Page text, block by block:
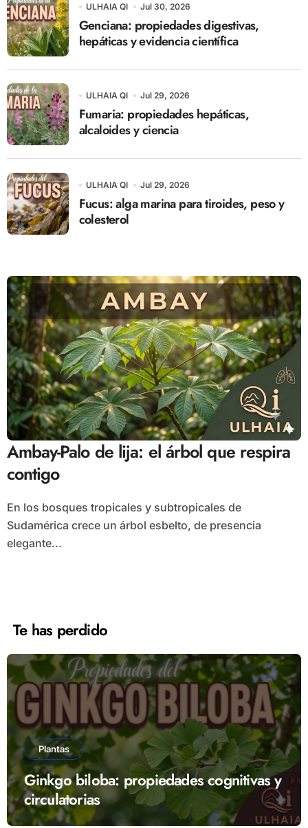
ULHAIA QI Jul 30, 2026
Genciana: propiedades digestivas,
hepáticas y evidencia científica
ULHAIA QI Jul 29, 2026
Fumaria: propiedades hepáticas,
alcaloides y ciencia
ULHAIA QI Jul 29, 2026
Fucus: alga marina para tiroides, peso y
colesterol
Ambay-Palo de lija: el árbol que respira
contigo
En los bosques tropicales y subtropicales de
Sudamérica crece un árbol esbelto, de presencia
elegante...
Te has perdido
Plantas
Ginkgo biloba: propiedades cognitivas y
circulatorias